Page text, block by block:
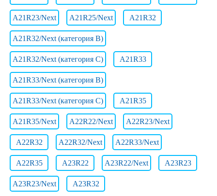
A21R23/Next A21R25/Next A21R32
A21R32/Next (категория B)
A21R32/Next (категория C) A21R33
A21R33/Next (категория B)
A21R33/Next (категория C) A21R35
A21R35/Next A22R22/Next A22R23/Next
A22R32 A22R32/Next A22R33/Next
A22R35 A23R22 A23R22/Next A23R23
A23R23/Next A23R32